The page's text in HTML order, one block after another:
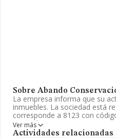
Sobre Abando
La empresa informa que su
inmuebles. La sociedad está
corresponde a 8123 con
mercados exteriores.
Ver más
Actividades relacionadas